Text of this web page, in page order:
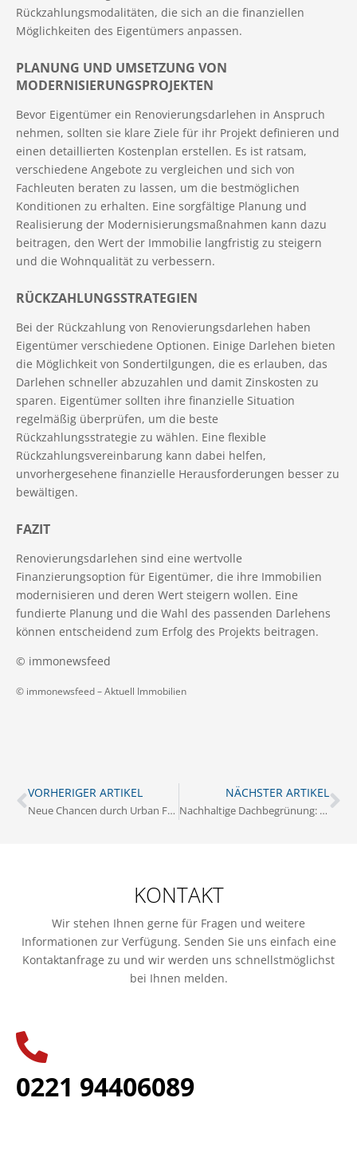
Rückzahlungsmodalitäten, die sich an die finanziellen
Möglichkeiten des Eigentümers anpassen.
PLANUNG UND UMSETZUNG VON
MODERNISIERUNGSPROJEKTEN
Bevor Eigentümer ein Renovierungsdarlehen in Anspruch
nehmen, sollten sie klare Ziele für ihr Projekt definieren und
einen detaillierten Kostenplan erstellen. Es ist ratsam,
verschiedene Angebote zu vergleichen und sich von
Fachleuten beraten zu lassen, um die bestmöglichen
Konditionen zu erhalten. Eine sorgfältige Planung und
Realisierung der Modernisierungsmaßnahmen kann dazu
beitragen, den Wert der Immobilie langfristig zu steigern
und die Wohnqualität zu verbessern.
RÜCKZAHLUNGSSTRATEGIEN
Bei der Rückzahlung von Renovierungsdarlehen haben
Eigentümer verschiedene Optionen. Einige Darlehen bieten
die Möglichkeit von Sondertilgungen, die es erlauben, das
Darlehen schneller abzuzahlen und damit Zinskosten zu
sparen. Eigentümer sollten ihre finanzielle Situation
regelmäßig überprüfen, um die beste
Rückzahlungsstrategie zu wählen. Eine flexible
Rückzahlungsvereinbarung kann dabei helfen,
unvorhergesehene finanzielle Herausforderungen besser zu
bewältigen.
FAZIT
Renovierungsdarlehen sind eine wertvolle
Finanzierungsoption für Eigentümer, die ihre Immobilien
modernisieren und deren Wert steigern wollen. Eine
fundierte Planung und die Wahl des passenden Darlehens
können entscheidend zum Erfolg des Projekts beitragen.
© immonewsfeed
© immonewsfeed –Aktuell Immobilien
VORHERIGER ARTIKEL
Neue Chancen durch Urban Farming: Nachhaltigkeit und Wertsteigerung für Immobilien
NÄCHSTER ARTIKEL
Nachhaltige Dachbegrünung: Mehrwert für Immobilienbesitzer
KONTAKT
Wir stehen Ihnen gerne für Fragen und weitere
Informationen zur Verfügung. Senden Sie uns einfach eine
Kontaktanfrage zu und wir werden uns schnellstmöglichst
bei Ihnen melden.
0221 94406089